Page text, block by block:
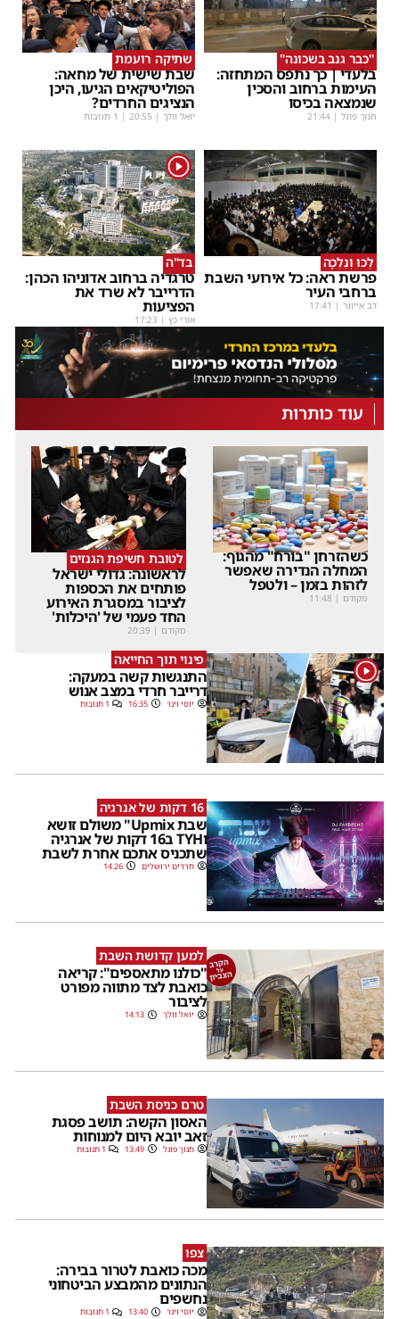
"כבר גנב בשכונה"
בלעדי | כך נתפס המתחזה:
העימות ברחוב והסכין
שנמצאה בכיסו
חנוך פוגל |
21:44
שתיקה רועמת
שבת שישית של מחאה:
הפוליטיקאים הגיעו, היכן
הנציגים החרדים?
יואל וולך |
20:55 | 1 תגובות
לְכוּ וְנֵלְכָה
פרשת ראה: כל אירועי השבת
ברחבי העיר
דב אייזנר |
17:41
1
בד"ה
טרגדיה ברחוב אדוניהו הכהן:
הדרייבר לא שרד את
הפציעות
אורי כץ |
17:23
עוד כותרות
כשהזרחן "בורח" מהגוף:
המחלה הנדירה שאפשר
לזהות בזמן – ולטפל
מקודם |
11:48
לטובת חשיפת הגנזים
לראשונה: גדולי ישראל
פותחים את הכספות
לציבור במסגרת האירוע
החד פעמי של 'היכלות'
מקודם |
20:39
1 פינוי תוך החייאה
התנגשות קשה במעקה:
דרייבר חרדי במצב אנוש
יוסי וינר 16:35 1 תגובות
16 דקות של אנרגיה
שבת Upmix" משולם זושא
וTYH ב16 דקות של אנרגיה
שתכניס אתכם אחרת לשבת
חרדים ירושלים 14:26
למען קדושת השבת
"כולנו מתאספים": קריאה
כואבת לצד מתווה מפורט
לציבור
יואל וולך 14:13
טרם כניסת השבת
האסון הקשה: תושב פסגת
זאב יובא היום למנוחות
חנוך פוגל 13:49 1 תגובות
צפו
מכה כואבת לטרור בבירה:
הנתונים מהמבצע הביטחוני
נחשפים
יוסי וינר 13:40 1 תגובות